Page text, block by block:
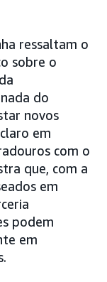
ressaltam o
sobre o
do
novos
em
com o
que, com a
em
podem
em